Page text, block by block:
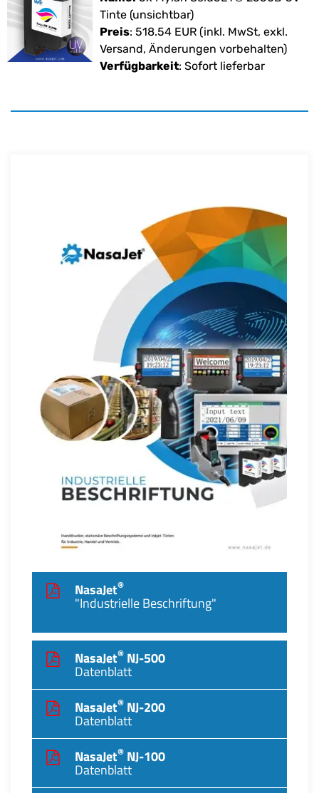
Tinte (unsichtbar)
Preis: 518.54 EUR (inkl. MwSt, exkl.
Versand, Änderungen vorbehalten)
Verfügbarkeit: Sofort lieferbar
NasaJet®
"Industrielle Beschriftung"
NasaJet® NJ-500
Datenblatt
NasaJet® NJ-200
Datenblatt
NasaJet® NJ-100
Datenblatt